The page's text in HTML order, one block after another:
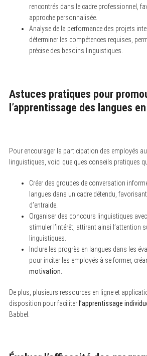
rencontrés dans le cadre professionnel,
approche personnalisée.
Analyse de la performance des projets
déterminer les compétences requises,
précise des besoins linguistiques.
Astuces pratiques pour
l’apprentissage des langues
Pour encourager la participation des employés
linguistiques, voici quelques conseils pratiques
Créer des groupes de conversation
langues dans un cadre détendu,
d’entraide.
Organiser des concours linguistiques
stimuler l’intérêt, attirant ainsi l’attention
linguistiques.
Inclure les progrès en langues dans les
pour inciter les employés à se former,
motivation
De plus, plusieurs ressources en ligne et
disposition pour faciliterl’apprentissage
Babbel.
e
a
r
h
f
: